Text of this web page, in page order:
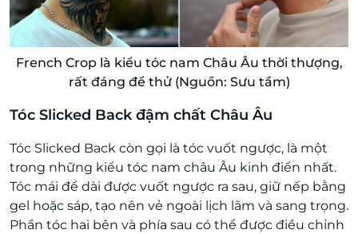
French Crop là kiểu tóc nam Châu Âu thời thượng,
rất đáng để thử (Nguồn: Sưu tầm)
Tóc Slicked Back đậm chất Châu Âu
Tóc Slicked Back còn gọi là tóc vuốt ngược, là một
trong những kiểu tóc nam châu Âu kinh điển nhất.
Tóc mái để dài được vuốt ngược ra sau, giữ nếp bằng
gel hoặc sáp, tạo nên vẻ ngoài lịch lãm và sang trọng.
Phần tóc hai bên và phía sau có thể được điều chỉnh